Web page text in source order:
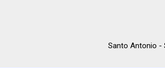
Santo Antonio -